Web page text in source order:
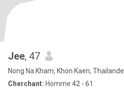
Jee, 47
Nong Na Kham, Khon Kaen, Thailande
Cherchant: Homme 42 - 61